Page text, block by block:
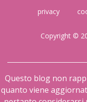
privacy
Copyright ©
Questo blog non
quanto viene